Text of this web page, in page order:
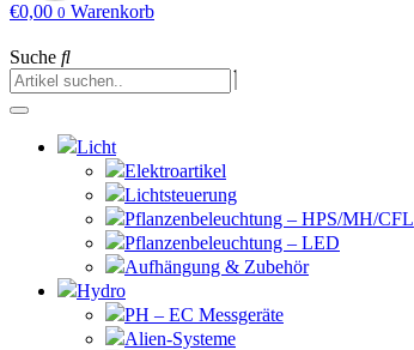
€0,00 0 Warenkorb
Suche
Licht
Elektroartikel
Lichtsteuerung
Pflanzenbeleuchtung – HPS/MH/CFL
Pflanzenbeleuchtung – LED
Aufhängung & Zubehör
Hydro
PH – EC Messgeräte
Alien-Systeme